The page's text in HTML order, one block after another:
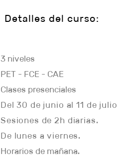
Detalles del curso:
3 niveles
PET - FCE - CAE
Clases presenciales
Del 30 de junio al 11 de julio
Sesiones de 2h diarias.
De lunes a viernes.
Horarios de mañana.